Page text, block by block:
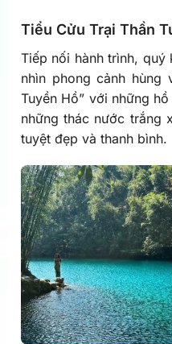
Tiểu Cửu Trại Thần
Tiếp nối hành trình, quý
nhìn phong cảnh hùng
Tuyền Hồ” với những
những thác nước trắng
tuyệt đẹp và thanh bình.